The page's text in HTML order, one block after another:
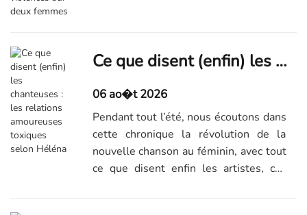
Ce que disent (enfin) les chanteuses : les relations amoureuses toxiques selon Héléna
06 ao�t 2026
Pendant tout l’été, nous écoutons dans
cette chronique la révolution de la
nouvelle chanson au féminin, avec tout
ce que disent enfin les artistes, ces